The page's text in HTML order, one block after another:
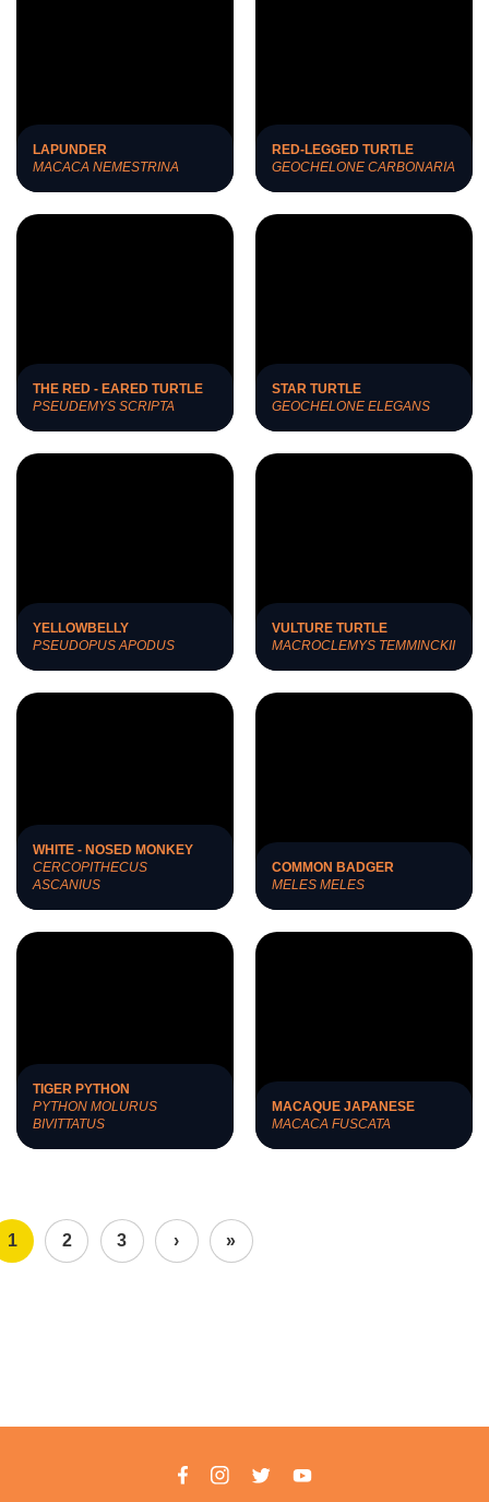
LAPUNDER
MACACA NEMESTRINA
RED-LEGGED TURTLE
GEOCHELONE CARBONARIA
THE RED - EARED TURTLE
PSEUDEMYS SCRIPTA
STAR TURTLE
GEOCHELONE ELEGANS
YELLOWBELLY
PSEUDOPUS APODUS
VULTURE TURTLE
MACROCLEMYS TEMMINCKII
WHITE - NOSED MONKEY
CERCOPITHECUS
ASCANIUS
COMMON BADGER
MELES MELES
TIGER PYTHON
PYTHON MOLURUS
BIVITTATUS
MACAQUE JAPANESE
MACACA FUSCATA
1 2 3 › »